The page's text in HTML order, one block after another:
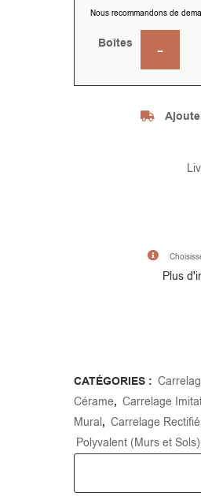
Nous recommandons de
Boîtes
Plus
CATÉGORIES :
Cérame, Carrelage
Mural, Carrelage Rectifié
Polyvalent (Murs et Sols)